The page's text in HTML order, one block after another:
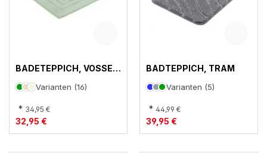
BADETEPPICH, VOSSEN
Varianten (16)
* 34,95 €
32,95 €
BADTEPPICH, TRAM
Varianten (5)
* 44,99 €
39,95 €